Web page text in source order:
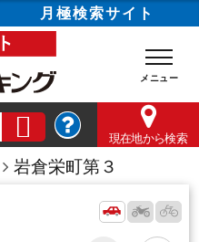
月極検索サイト
現在地から検索
岩倉栄町第３